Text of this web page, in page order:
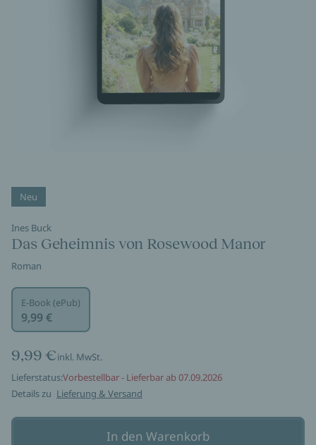
Neu
Ines Buck
Das Geheimnis von Rosewood Manor
Roman
E-Book (ePub)
9,99 €
9,99 €inkl. MwSt.
Lieferstatus:Vorbestellbar - Lieferbar ab 07.09.2026
Details zu Lieferung & Versand
In den Warenkorb